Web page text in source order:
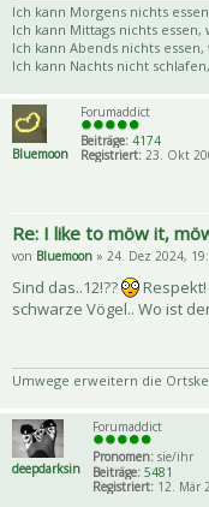
Ich kann Morgens nichts
Ich kann Mittags nichts essen,
Ich kann Abends nichts essen,
Ich kann Nachts nicht
Bluemoon
Forumaddict
Beiträge: 4174
Registriert: 23. Okt
Re: I like to möw it,
von Bluemoon » 24. Dez 2024,
Sind das..12!??
schwarze Vögel.. Wo ist
Umwege erweitern die
deepdarksin
Forumaddict
Pronomen: sie/ihr
Beiträge: 5481
Registriert: 12. Mär